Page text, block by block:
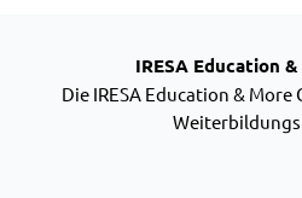
IRESA Education
Die IRESA Education & More